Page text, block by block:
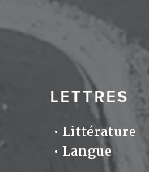
LETTRES
Littérature
Langue